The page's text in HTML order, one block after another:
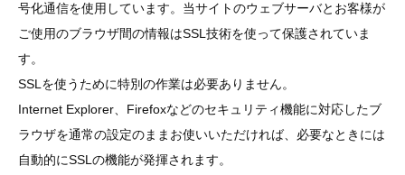
号化通信を使用しています。当サイトのウェブサーバとお客様が
ご使用のブラウザ間の情報はSSL技術を使って保護されていま
す。
SSLを使うために特別の作業は必要ありません。
Internet Explorer、Firefoxなどのセキュリティ機能に対応したブ
ラウザを通常の設定のままお使いいただければ、必要なときには
自動的にSSLの機能が発揮されます。